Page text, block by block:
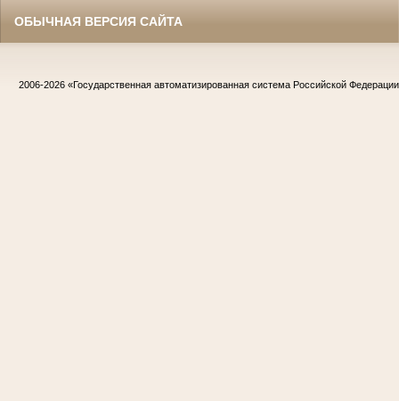
ОБЫЧНАЯ ВЕРСИЯ САЙТА
2006-2026 «Государственная автоматизированная система Российской